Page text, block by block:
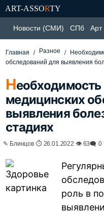
ART-ASSORTY
Новости (СМИ) СПб Арт
Главная Разное
обследований для выявления
Н
медицинских
выявления
стадиях
✎ Блинцов ⏱ 26.01.2022 👁 63🗨 0
роль в